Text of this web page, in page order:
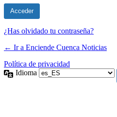
¿Has olvidado tu contraseña?
← Ir a Enciende Cuenca Noticias
Política de privacidad
Idioma